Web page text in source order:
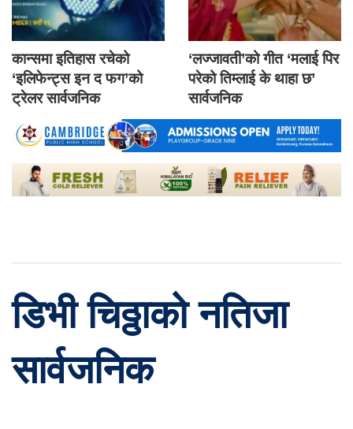
कान्समा इतिहास रचेको
‘इलिफेन्ट्स इन द फग’को
ट्रेलर सार्वजनिक
‘लज्जावती’को गीत ‘मलाई पिर
परेको तिम्लाई के थाहा छ’
सार्वजनिक
डिभी चिठ्ठाको नतिजा
सार्वजनिक